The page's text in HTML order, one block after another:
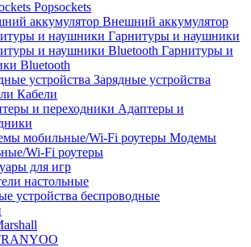
Popsockets
Внешний аккумулятор
Гарнитуры и наушники
Гарнитуры и
Bluetooth
Зарядные устройства
Кабели
Адаптеры и
Модемы
Wi-Fi роутеры
для игр
настольные
устройства беспроводные